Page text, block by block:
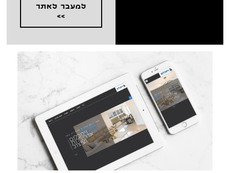
למעבר לאתר
>>